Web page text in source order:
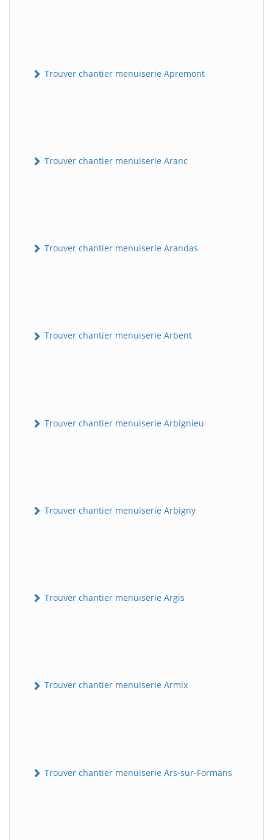
Trouver chantier menuiserie Apremont
Trouver chantier menuiserie Aranc
Trouver chantier menuiserie Arandas
Trouver chantier menuiserie Arbent
Trouver chantier menuiserie Arbignieu
Trouver chantier menuiserie Arbigny
Trouver chantier menuiserie Argis
Trouver chantier menuiserie Armix
Trouver chantier menuiserie Ars-sur-Formans